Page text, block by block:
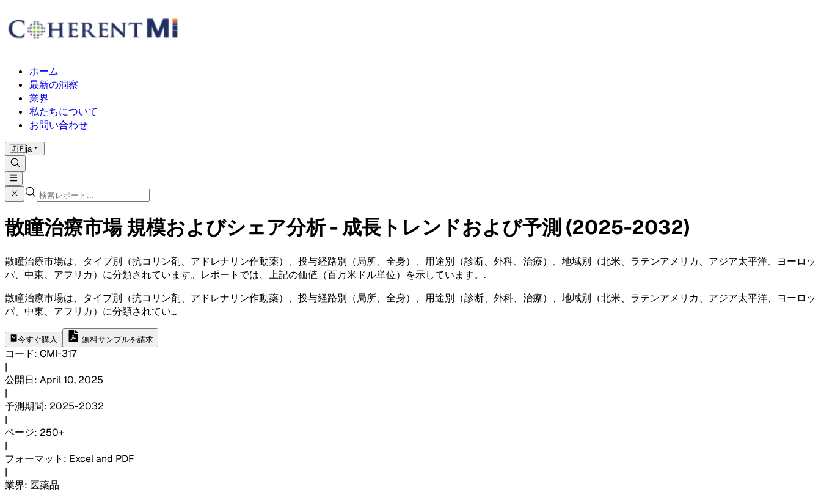
ホーム
最新の洞察
業界
私たちについて
お問い合わせ
🇯🇵ja
散瞳治療市場 規模およびシェア分析 - 成長トレンドおよび予測 (2025-2032)
散瞳治療市場は、タイプ別（抗コリン剤、アドレナリン作動薬）、投与経路別（局所、全身）、用途別（診断、外科、治療）、地域別（北米、ラテンアメリカ、アジア太平洋、ヨーロッ
パ、中東、アフリカ）に分類されています。レポートでは、上記の価値（百万米ドル単位）を示しています。 .
散瞳治療市場は、タイプ別（抗コリン剤、アドレナリン作動薬）、投与経路別（局所、全身）、用途別（診断、外科、治療）、地域別（北米、ラテンアメリカ、アジア太平洋、ヨーロッ
パ、中東、アフリカ）に分類されてい...
今すぐ購入 無料サンプルを請求
コード: CMI-317
|
公開日: April 10, 2025
|
予測期間: 2025-2032
|
ページ: 250+
|
フォーマット : Excel and PDF
|
業界: 医薬品